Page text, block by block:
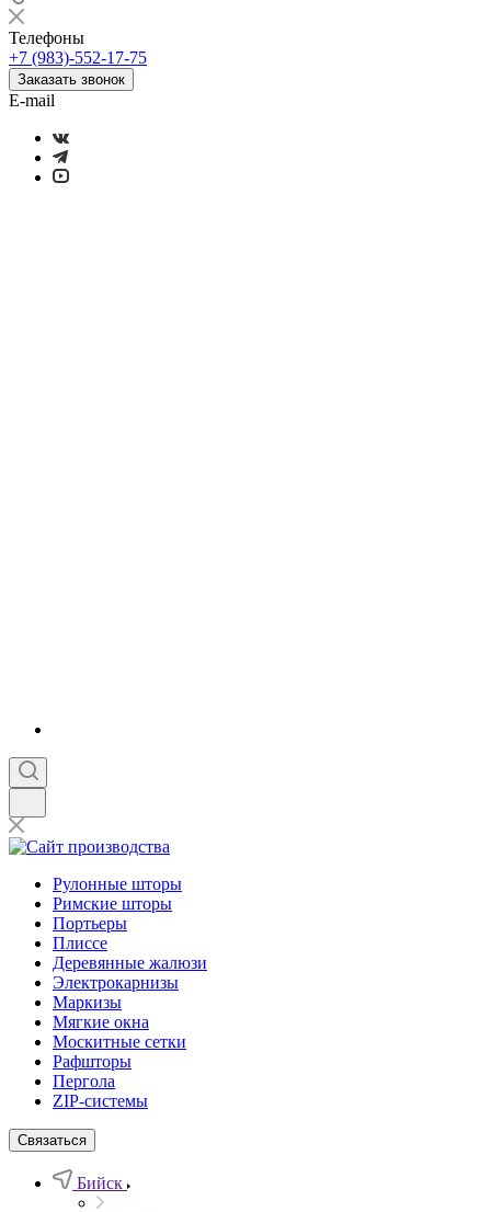
Телефоны
+7 (983)-552-17-75
Заказать звонок
E-mail
Рулонные шторы
Римские шторы
Портьеры
Плиссе
Деревянные жалюзи
Электрокарнизы
Маркизы
Мягкие окна
Москитные сетки
Рафшторы
Пергола
ZIP-системы
Связаться
Бийск